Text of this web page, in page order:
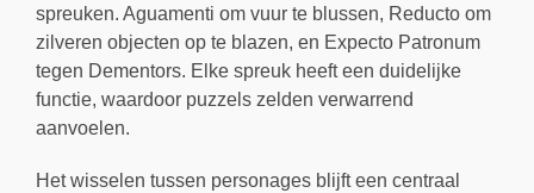
spreuken. Aguamenti om vuur te blussen, Reducto om
zilveren objecten op te blazen, en Expecto Patronum
tegen Dementors. Elke spreuk heeft een duidelijke
functie, waardoor puzzels zelden verwarrend
aanvoelen.
Het wisselen tussen personages blijft een centraal